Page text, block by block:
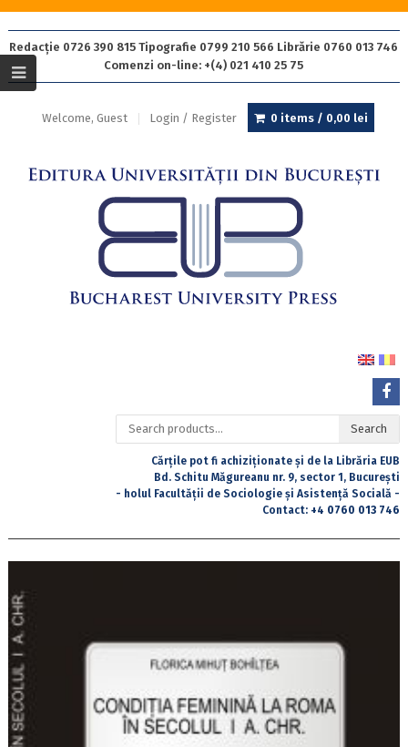
Redacție 0726 390 815 Tipografie 0799 210 566 Librărie 0760 013 746
Comenzi on-line: +(4) 021 410 25 75
Welcome, Guest Login / Register 0 items / 0,00 lei
Search
for:
Search
Cărțile pot fi achiziționate și de la Librăria EUB
Bd. Schitu Măgureanu nr. 9, sector 1, București
- holul Facultății de Sociologie și Asistență Socială -
Contact: +4 0760 013 746